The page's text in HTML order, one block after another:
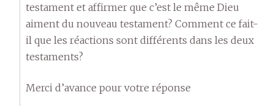
testament et affirmer que c’est le même Dieu
aiment du nouveau testament? Comment ce fait-
il que les réactions sont différents dans les deux
testaments?
Merci d’avance pour votre réponse